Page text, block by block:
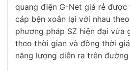
quang điện G-Net giá rẻ
cáp bện xoắn lại với nhau
phương pháp SZ hiện đại vừa
theo thời gian và đồng thời
năng lượng diễn ra trên